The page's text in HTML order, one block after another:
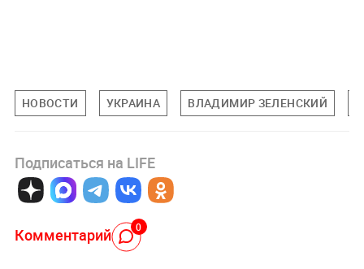
НОВОСТИ УКРАИНА ВЛАДИМИР ЗЕЛЕНСКИЙ
Подписаться на LIFE
Комментарий 0